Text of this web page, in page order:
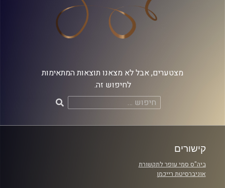
מצטערים, אבל לא מצאנו תוצאות המתאימות
לחיפוש זה.
חיפוש:
קישורים
ביה"ס סמי עופר לתקשורת
אוניברסיטת רייכמן